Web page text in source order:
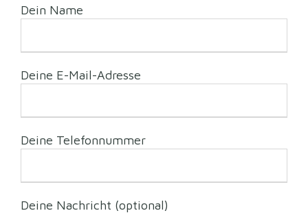
Dein Name
Deine E-Mail-Adresse
Deine Telefonnummer
Deine Nachricht (optional)